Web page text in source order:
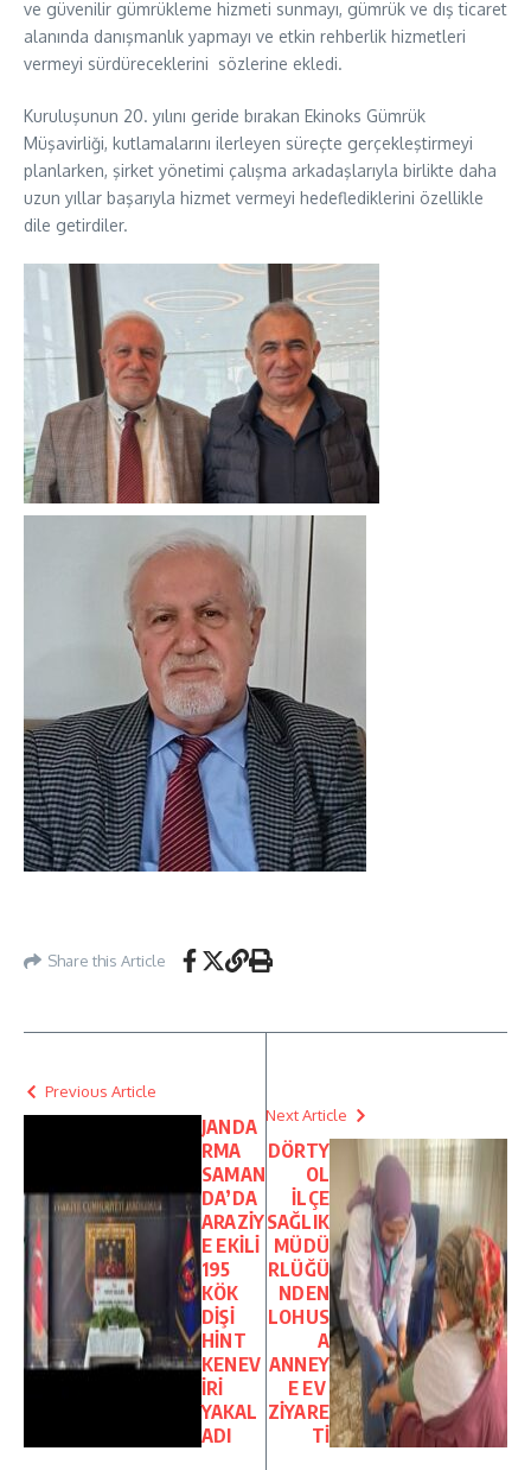
ve güvenilir gümrükleme hizmeti sunmayı, gümrük ve dış ticaret
alanında danışmanlık yapmayı ve etkin rehberlik hizmetleri
vermeyi sürdüreceklerini sözlerine ekledi.
Kuruluşunun 20. yılını geride bırakan Ekinoks Gümrük
Müşavirliği, kutlamalarını ilerleyen süreçte gerçekleştirmeyi
planlarken, şirket yönetimi çalışma arkadaşlarıyla birlikte daha
uzun yıllar başarıyla hizmet vermeyi hedeflediklerini özellikle
dile getirdiler.
Share this Article
Previous Article
JANDA
RMA
SAMAN
DA’DA
ARAZİY
E EKİLİ
195
KÖK
DİŞİ
HİNT
KENEV
İRİ
YAKAL
ADI
Next Article
DÖRTY
OL
İLÇE
SAĞLIK
MÜDÜ
RLÜĞÜ
NDEN
LOHUS
A
ANNEY
E EV
ZİYARE
Tİ